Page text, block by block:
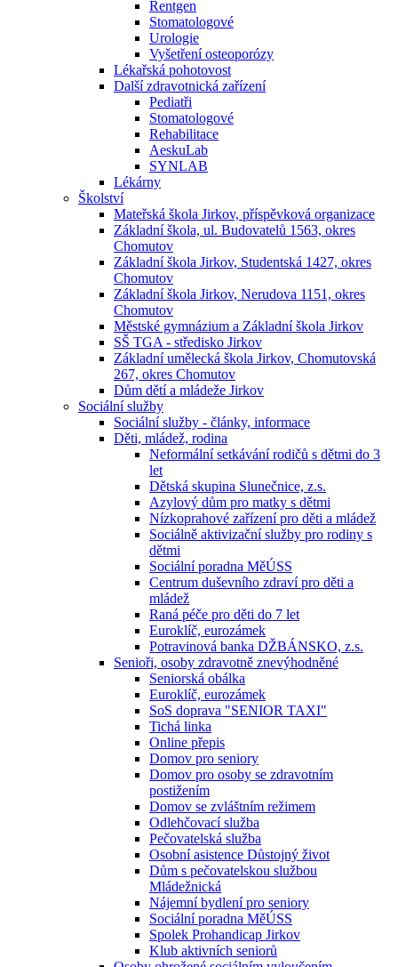
Rentgen
Stomatologové
Urologie
Vyšetření osteoporózy
Lékařská pohotovost
Další zdravotnická zařízení
Pediatři
Stomatologové
Rehabilitace
AeskuLab
SYNLAB
Lékárny
Školství
Mateřská škola Jirkov, příspěvková organizace
Základní škola, ul. Budovatelů 1563, okres
Chomutov
Základní škola Jirkov, Studentská 1427, okres
Chomutov
Základní škola Jirkov, Nerudova 1151, okres
Chomutov
Městské gymnázium a Základní škola Jirkov
SŠ TGA - středisko Jirkov
Základní umělecká škola Jirkov, Chomutovská
267, okres Chomutov
Dům dětí a mládeže Jirkov
Sociální služby
Sociální služby - články, informace
Děti, mládež, rodina
Neformální setkávání rodičů s dětmi do 3
let
Dětská skupina Slunečnice, z.s.
Azylový dům pro matky s dětmi
Nízkoprahové zařízení pro děti a mládež
Sociálně aktivizační služby pro rodiny s
dětmi
Sociální poradna MěÚSS
Centrum duševního zdraví pro děti a
mládež
Raná péče pro děti do 7 let
Euroklíč, eurozámek
Potravinová banka DŽBÁNSKO, z.s.
Senioři, osoby zdravotně znevýhodněné
Seniorská obálka
Euroklíč, eurozámek
SoS doprava "SENIOR TAXI"
Tichá linka
Online přepis
Domov pro seniory
Domov pro osoby se zdravotním
postižením
Domov se zvláštním režimem
Odlehčovací služba
Pečovatelská služba
Osobní asistence Důstojný život
Dům s pečovatelskou službou
Mládežnická
Nájemní bydlení pro seniory
Sociální poradna MěÚSS
Spolek Prohandicap Jirkov
Klub aktivních seniorů